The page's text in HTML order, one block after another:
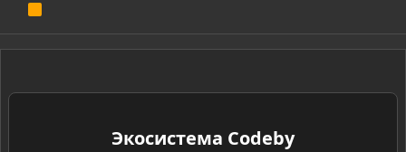
S
Экосистема Codeby